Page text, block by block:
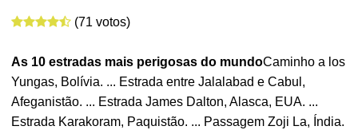
(71 votos)
As 10 estradas mais perigosas do mundoCaminho a los
Yungas, Bolívia. ... Estrada entre Jalalabad e Cabul,
Afeganistão. ... Estrada James Dalton, Alasca, EUA. ...
Estrada Karakoram, Paquistão. ... Passagem Zoji La, Índia.